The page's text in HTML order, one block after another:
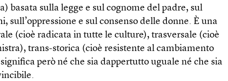
basata sulla legge e sul cognome del padre, sul
sull’oppressione e sul consenso delle donne. È una
(cioè radicata in tutte le culture), trasversale (cioè
trans-storica (cioè resistente al cambiamento
però né che sia dappertutto uguale né che sia